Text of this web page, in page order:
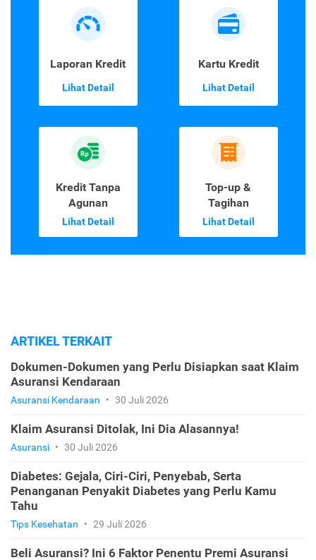
Laporan Kredit
Lihat Detail
Kartu Kredit
Lihat Detail
Kredit Tanpa
Agunan
Lihat Detail
Top-up &
Tagihan
Lihat Detail
ARTIKEL TERKAIT
Dokumen-Dokumen yang Perlu Disiapkan saat Klaim
Asuransi Kendaraan
Asuransi Kendaraan • 30 Juli 2026
Klaim Asuransi Ditolak, Ini Dia Alasannya!
Asuransi • 30 Juli 2026
Diabetes: Gejala, Ciri-Ciri, Penyebab, Serta
Penanganan Penyakit Diabetes yang Perlu Kamu
Tahu
Tips Kesehatan • 29 Juli 2026
Beli Asuransi? Ini 6 Faktor Penentu Premi Asuransi